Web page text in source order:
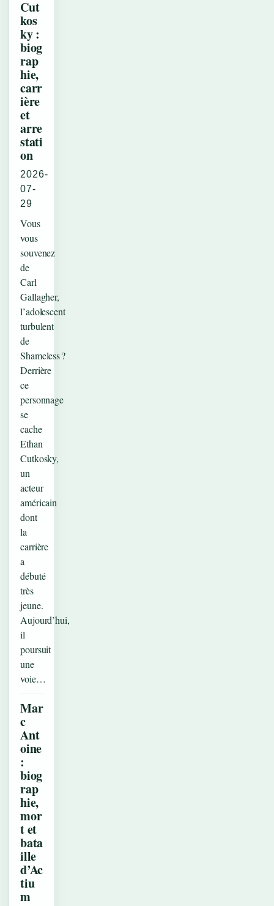
Cut
kos
ky :
biog
rap
hie,
carr
ière
et
arre
stati
on
2026-
07-
29
Vous
vous
souvenez
de
Carl
Gallagher,
l’adolescent
turbulent
de
Shameless ?
Derrière
ce
personnage
se
cache
Ethan
Cutkosky,
un
acteur
américain
dont
la
carrière
a
débuté
très
jeune.
Aujourd’hui,
il
poursuit
une
voie…
Mar
c
Ant
oine
:
biog
rap
hie,
mor
t et
bata
ille
d’Ac
tiu
m